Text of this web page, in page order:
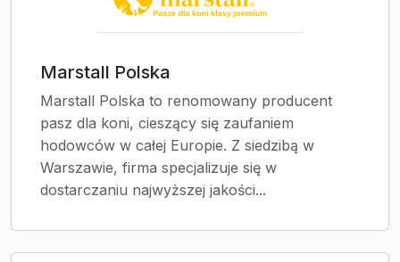
Marstall Polska
Marstall Polska to renomowany producent
pasz dla koni, cieszący się zaufaniem
hodowców w całej Europie. Z siedzibą w
Warszawie, firma specjalizuje się w
dostarczaniu najwyższej jakości...